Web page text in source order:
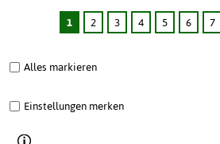
1 2 3 4 5 6 7
Alles markieren
Einstellungen merken